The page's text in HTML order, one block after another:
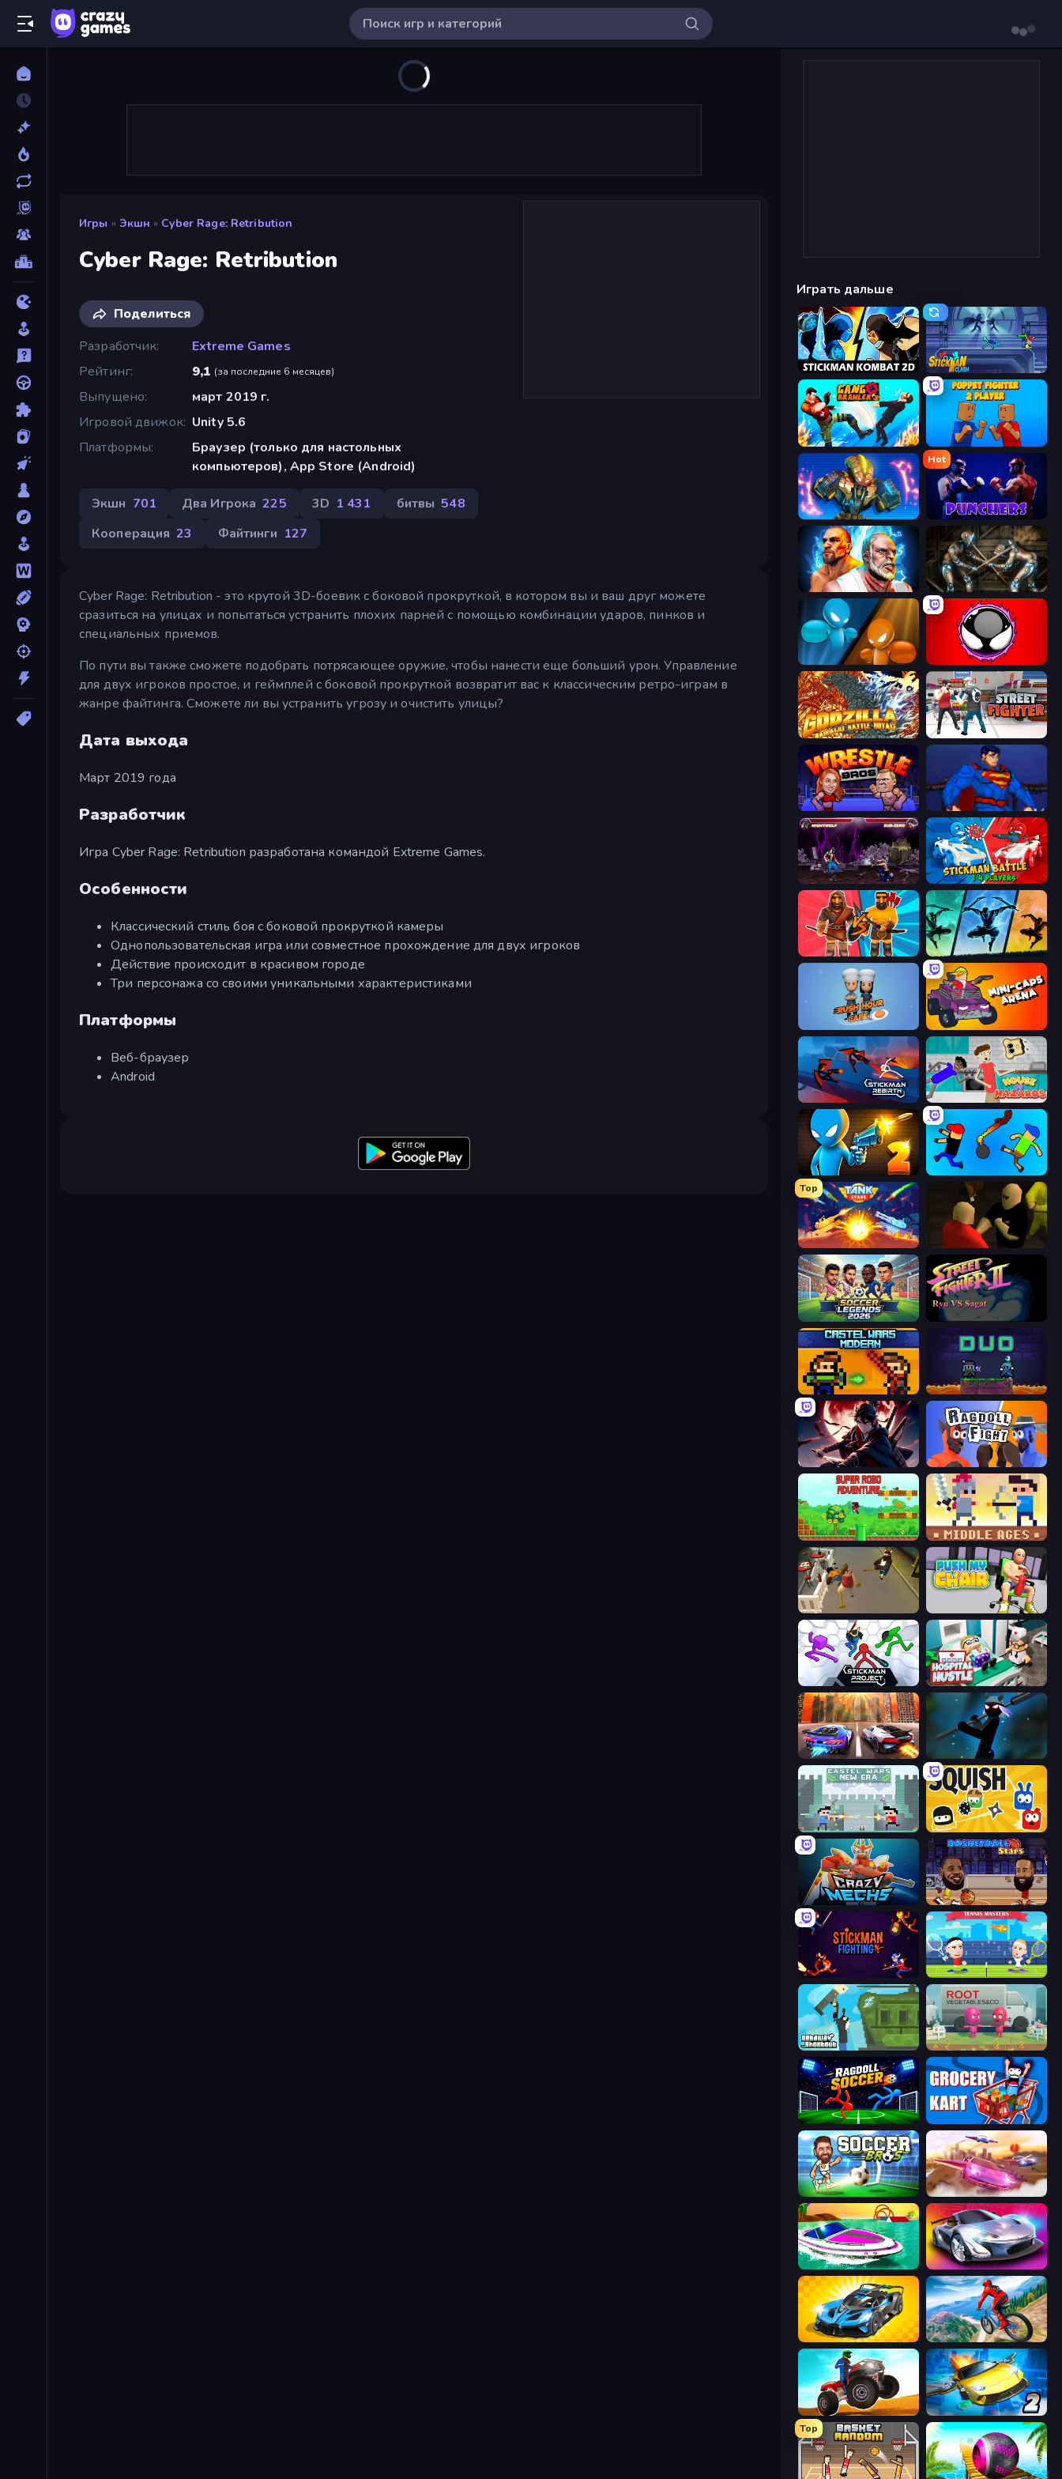
Игры » Экшн » Cyber Rage: Retribution
Cyber Rage: Retribution
Поделиться
Разработчик
Extreme Games
Рейтинг
9,1 (за последние 6 месяцев)
Выпущено
март 2019 г.
Игровой движок Unity 5.6
Платформы
Браузер (только для настольных
компьютеров), App Store (Android)
Экшн 701 Два Игрока 225 3D 1 431 битвы 548
Кооперация 23 Файтинги 127
Cyber Rage: Retribution - это крутой 3D-боевик с боковой прокруткой, в котором вы и ваш друг можете
сразиться на улицах и попытаться устранить плохих парней с помощью комбинации ударов, пинков и
специальных приемов.
По пути вы также сможете подобрать потрясающее оружие, чтобы нанести еще больший урон. Управление
для двух игроков простое, и геймплей с боковой прокруткой возвратит вас к классическим ретро-играм в
жанре файтинга. Сможете ли вы устранить угрозу и очистить улицы?
Дата выхода
Март 2019 года
Разработчик
Игра Cyber Rage: Retribution разработана командой Extreme Games.
Особенности
Классический стиль боя с боковой прокруткой камеры
Однопользовательская игра или совместное прохождение для двух игроков
Действие происходит в красивом городе
Три персонажа со своими уникальными характеристиками
Платформы
Веб-браузер
Android
Играть дальше
Stickman Kombat 2D Stickman Clash
Gang Brawlers Puppet Fighter 2 Player
Ultimate Robo Duel 3D
Hot
Punchers
Fighter Legends Duo Striker Dummies
Drunken Boxing Splatmans
Godzilla Daikaiju Battle Royale Street Fighter Simulator
Wrestle Bros Injustice Gods Among Us
Mortal Kombat Karnage Stickman battle 1-4 Players
Medieval Battle 2P Shadow Ninja Revenge
Rush Hour Cafe Mini-Caps: Arena
Stickman Rebirth House of Hazards
Drunken Duel 2 Mini-Caps: Bombs
Top
Tank Stars
Soccer Legends 2026 Street Fighter 2
Castle Wars: Modern Duo
Samurai's Shadow Ragdoll Fight
Super Robo - Adventure Castle Wars: Middle Ages
Push My Chair
Stickman Project Hospital Hustle
Night City Racing Stickman Weapon Master
Castle Wars: New Era Squish
Crazy Mechs Basketball Stars
Stickman Fighting: Super War Tennis Masters
Getaway Shootout Root Vegetables & Co
Ragdoll Soccer 2 Players Grocery Kart
Soccer Bros Ultimate Flying Car
Jet Boat Racing Grand Cyber City
GT Cars Mega Ramps Riders Downhill Racing
ATV Ultimate Offroad Ultimate Flying Car 2
Top